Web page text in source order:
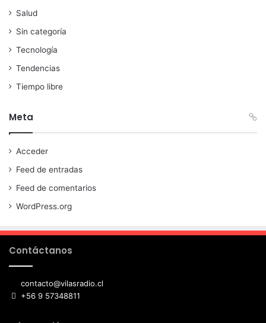
Salud
Sin categoría
Tecnología
Tendencias
Tiempo libre
Meta
Acceder
Feed de entradas
Feed de comentarios
WordPress.org
Contáctanos
contacto@vilasradio.cl
+56 9 57348811